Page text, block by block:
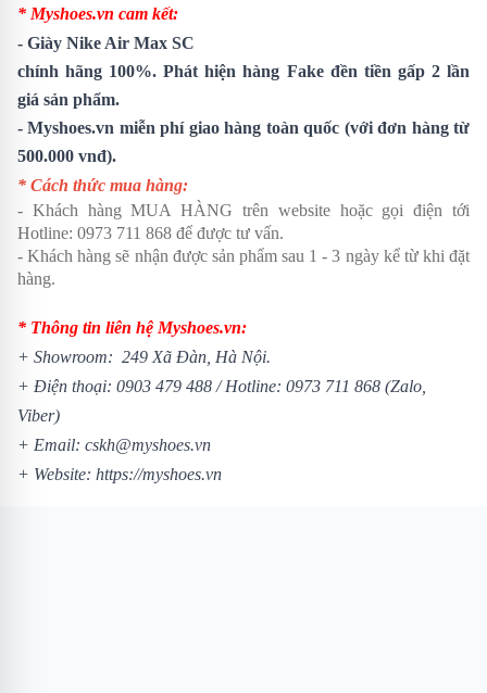
* Myshoes.vn cam kết:
- Giày Nike Air Max SC
chính hãng 100%. Phát hiện hàng Fake đền tiền gấp 2 lần
giá sản phẩm.
- Myshoes.vn miễn phí giao hàng toàn quốc (với đơn hàng từ
500.000 vnđ).
* Cách thức mua hàng:
- Khách hàng MUA HÀNG trên website hoặc gọi điện tới
Hotline: 0973 711 868 để được tư vấn.
- Khách hàng sẽ nhận được sản phẩm sau 1 - 3 ngày kể từ khi đặt
hàng.
* Thông tin liên hệ Myshoes.vn:
+ Showroom: 249 Xã Đàn, Hà Nội.
+ Điện thoại: 0903 479 488 /Hotline: 0973 711 868 (Zalo,
Viber)
+ Email: cskh@myshoes.vn
+ Website: https://myshoes.vn